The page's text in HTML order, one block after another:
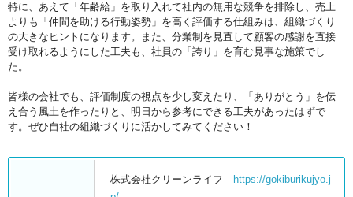
特に、あえて「年齢給」を取り入れて社内の無用な競争を排除し、売上
よりも「仲間を助ける行動姿勢」を高く評価する仕組みは、組織づくり
の大きなヒントになります。また、分業制を見直して顧客の感謝を直接
受け取れるようにした工夫も、社員の「誇り」を育む見事な施策でし
た。
皆様の会社でも、評価制度の視点を少し変えたり、「ありがとう」を伝
え合う風土を作ったりと、明日から参考にできる工夫があったはずで
す。ぜひ自社の組織づくりに活かしてみてください！
株式会社クリーンライフ
https://gokiburikujyo.j